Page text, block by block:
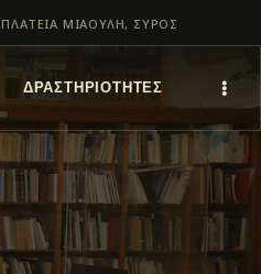
ΠΛΑΤΕΙΑ ΜΙΑΟΥΛΗ, ΣΥΡΟΣ
ΔΡΑΣΤΗΡΙΟΤΗΤΕΣ